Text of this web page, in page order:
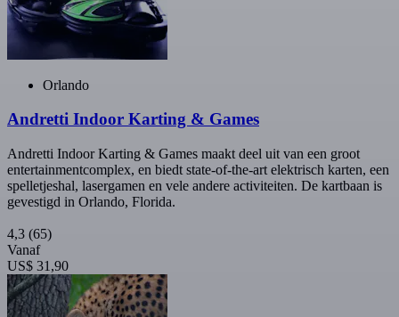
Orlando
Andretti Indoor Karting & Games
Andretti Indoor Karting & Games maakt deel uit van een groot
entertainmentcomplex, en biedt state-of-the-art elektrisch karten, een
spelletjeshal, lasergamen en vele andere activiteiten. De kartbaan is
gevestigd in Orlando, Florida.
4,3 (65)
Vanaf
US$ 31,90